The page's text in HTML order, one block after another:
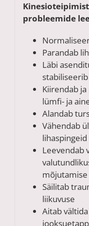
probleemide
Parandab
Läbi
Kiirendab
lümfi- ja
Alandab
Vähendab
lihaspingeid
Leevendab
mõjutamise
Säilitab
liikuvuse
Aitab